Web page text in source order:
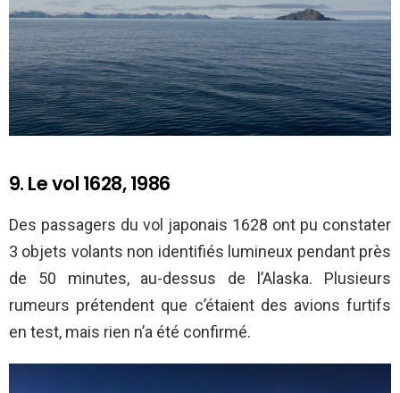
9. Le vol 1628, 1986
Des passagers du vol japonais 1628 ont pu constater
3 objets volants non identifiés lumineux pendant près
de 50 minutes, au-dessus de l’Alaska. Plusieurs
rumeurs prétendent que c’étaient des avions furtifs
en test, mais rien n’a été confirmé.